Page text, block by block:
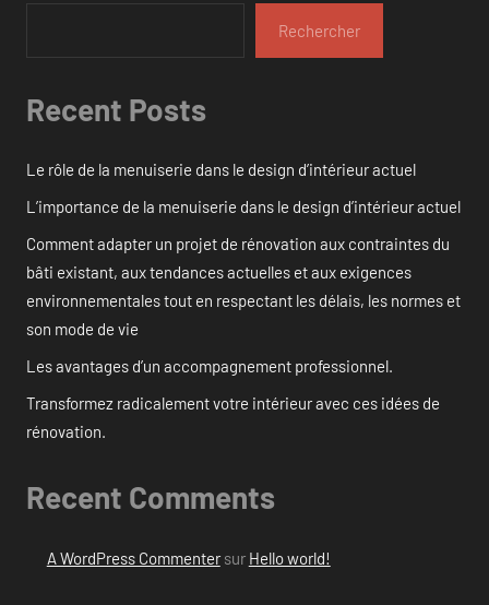
Rechercher
Recent Posts
Le rôle de la menuiserie dans le design d’intérieur actuel
L’importance de la menuiserie dans le design d’intérieur actuel
Comment adapter un projet de rénovation aux contraintes du
bâti existant, aux tendances actuelles et aux exigences
environnementales tout en respectant les délais, les normes et
son mode de vie
Les avantages d’un accompagnement professionnel.
Transformez radicalement votre intérieur avec ces idées de
rénovation.
Recent Comments
A WordPress Commentersur Hello world!